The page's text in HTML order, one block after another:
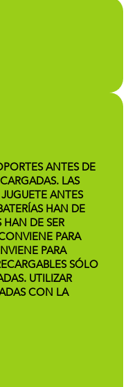
ANTES DE
LAS
ANTES
HAN DE
DE SER
PARA
PARA
SÓLO
UTILIZAR
CON LA